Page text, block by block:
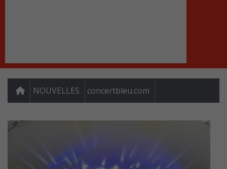
NOUVELLES concertbleu.com